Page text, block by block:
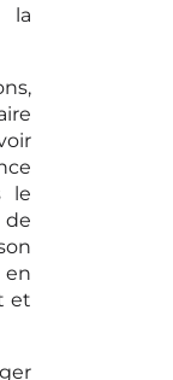
la
le
et